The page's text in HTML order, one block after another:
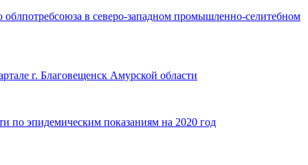
в северо-западном промышленно-селитебном
г. Благовещенск Амурской области
по эпидемическим показаниям на 2020 год